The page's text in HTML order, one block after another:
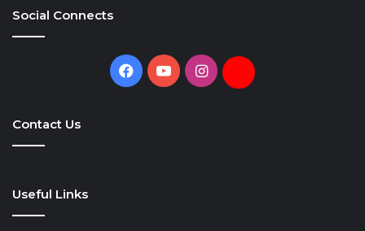
Social Connects
Facebook
YouTubeInstagramDaily
Contact Us
Useful Links